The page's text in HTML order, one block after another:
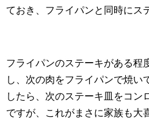
ておき、フライパンと同時にス
フライパンのステーキがある程
し、次の肉をフライパンで焼い
したら、次のステーキ皿をコ
ですが、これがまさに家族も大